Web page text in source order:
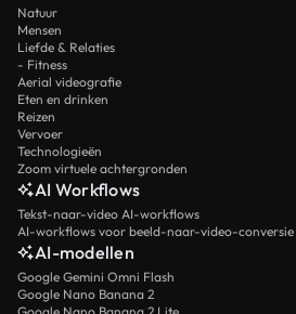
Natuur
Mensen
Liefde & Relaties
- Fitness
Aerial videografie
Eten en drinken
Reizen
Vervoer
Technologieën
Zoom virtuele achtergronden
AI Workflows
Tekst-naar-video AI-workflows
AI-workflows voor beeld-naar-video-conversie
AI-modellen
Google Gemini Omni Flash
Google Nano Banana 2